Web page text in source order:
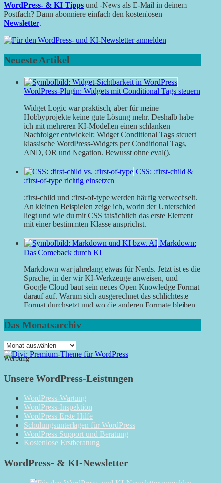
WordPress- & KI Tipps und -News als E-Mail in deinem
Postfach? Dann abonniere einfach den kostenlosen
Newsletter.
Neueste Artikel
WordPress-Plugin: Widgets mit Conditional Tags steuern
Widget Logic war praktisch, aber für meine
Hobbyprojekte keine gute Lösung mehr. Deshalb habe
ich mit mehreren KI-Modellen einen schlanken
Nachfolger entwickelt: Widget Conditional Tags steuert
klassische WordPress-Widgets per Conditional Tags,
AND, OR und Negation. Bewusst ohne eval().
CSS: :first-child &
:first-of-type richtig einsetzen
:first-child und :first-of-type werden häufig verwechselt.
An kleinen Beispielen zeige ich, worin der Unterschied
liegt und wie du mit CSS tatsächlich das erste Element
mit einer bestimmten Klasse ansprichst.
Markdown:
Das Comeback durch KI
Markdown war jahrelang etwas für Nerds. Jetzt ist es die
Sprache, in der wir KI-Werkzeuge anweisen, und
Google Cloud baut sein neues Open Knowledge Format
darauf auf. Warum sich ausgerechnet das schlichteste
Format durchsetzt und wo die anderen Formate bleiben.
Das Monatsarchiv
Das
Monatsarchiv
Werbung
Unsere WordPress-Leistungen
WordPress-Wartung
WordPress-Inspektion
WordPress Erste Hilfe
Schulungsunterlagen für WordPress
WordPress Support und Beratung
Kostenlose Erstberatung
WordPress- & KI-Newsletter